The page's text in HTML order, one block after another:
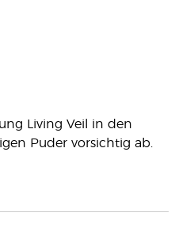
Living Veil in den
Puder vorsichtig ab.